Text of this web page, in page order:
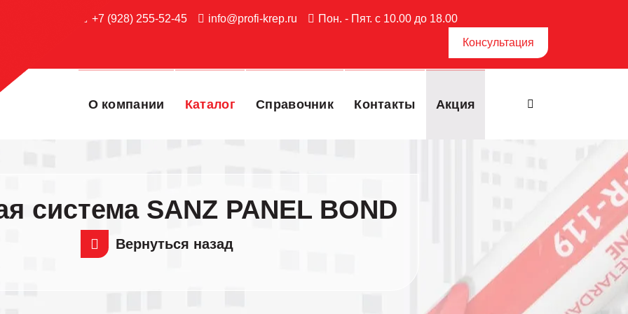
+7 (928) 255-52-45 info@profi-krep.ru
Пон. - Пят. с 10.00 до 18.00
Консультация
О компании Каталог Справочник Контакты Акция
система SANZ PANEL BOND
Вернуться назад